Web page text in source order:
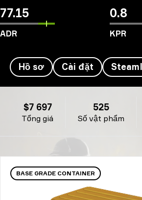
77.15
ADR
0.8
KPR
Hồ sơ Cài đặt
Tổng giá
$7 697
Số vật phẩm
525
BASE GRADE CONTAINER